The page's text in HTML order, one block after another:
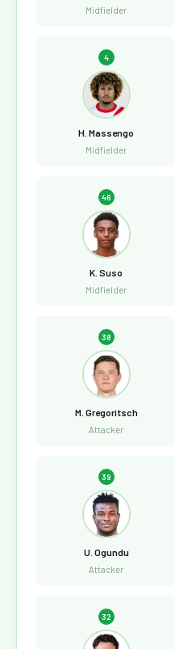
Midfielder
4
H. Massengo
Midfielder
46
K. Suso
Midfielder
38
M. Gregoritsch
Attacker
39
U. Ogundu
Attacker
32